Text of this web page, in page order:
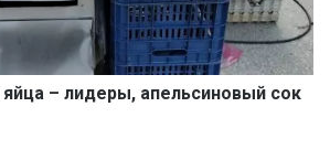
– лидеры, апельсиновый сок